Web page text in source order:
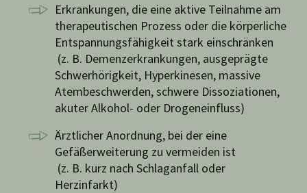
Erkrankungen, die eine aktive Teilnahme am
therapeutischen Prozess oder die körperliche
Entspannungsfähigkeit stark einschränken
(z. B. Demenzerkrankungen, ausgeprägte
Schwerhörigkeit, Hyperkinesen, massive
Atembeschwerden, schwere Dissoziationen,
akuter Alkohol- oder Drogeneinfluss)
Ärztlicher Anordnung, bei der eine
Gefäßerweiterung zu vermeiden ist
(z. B. kurz nach Schlaganfall oder
Herzinfarkt)